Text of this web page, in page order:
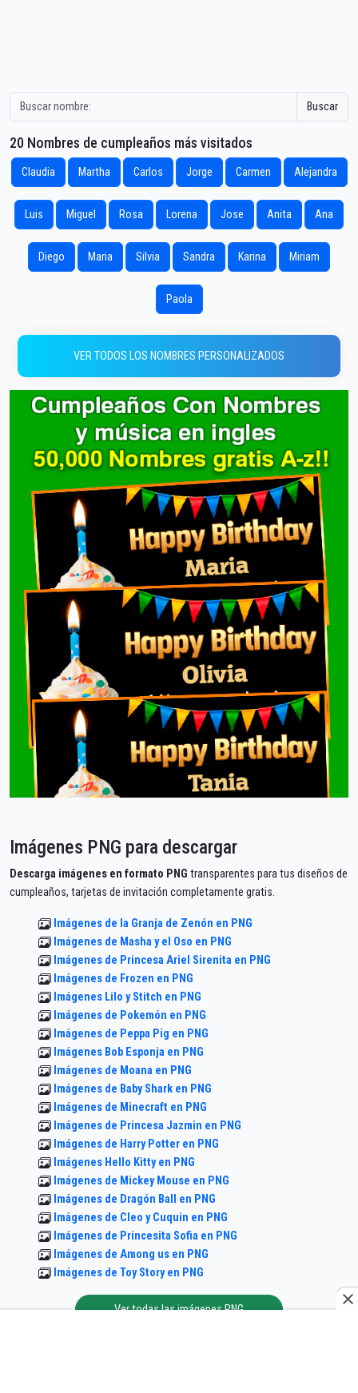
Buscar
20 Nombres de cumpleaños más visitados
Claudia Martha Carlos Jorge Carmen Alejandra
Luis Miguel Rosa Lorena Jose Anita Ana
Diego Maria Silvia Sandra Karina Miriam
Paola
VER TODOS LOS NOMBRES PERSONALIZADOS
Imágenes PNG para descargar
Descarga imágenes en formato PNG transparentes para tus diseños de
cumpleaños, tarjetas de invitación completamente gratis.
Imágenes de la Granja de Zenón en PNG
Imágenes de Masha y el Oso en PNG
Imágenes de Princesa Ariel Sirenita en PNG
Imágenes de Frozen en PNG
Imágenes Lilo y Stitch en PNG
Imágenes de Pokemón en PNG
Imágenes de Peppa Pig en PNG
Imágenes Bob Esponja en PNG
Imágenes de Moana en PNG
Imágenes de Baby Shark en PNG
Imágenes de Minecraft en PNG
Imágenes de Princesa Jazmin en PNG
Imágenes de Harry Potter en PNG
Imágenes Hello Kitty en PNG
Imágenes de Mickey Mouse en PNG
Imágenes de Dragón Ball en PNG
Imágenes de Cleo y Cuquin en PNG
Imágenes de Princesita Sofia en PNG
Imágenes de Among us en PNG
Imágenes de Toy Story en PNG
Ver todas las imágenes PNG